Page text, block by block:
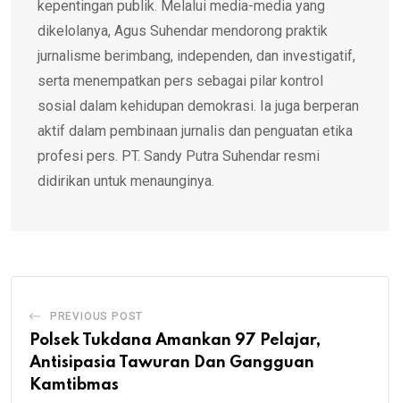
kepentingan publik. Melalui media-media yang
dikelolanya, Agus Suhendar mendorong praktik
jurnalisme berimbang, independen, dan investigatif,
serta menempatkan pers sebagai pilar kontrol
sosial dalam kehidupan demokrasi. Ia juga berperan
aktif dalam pembinaan jurnalis dan penguatan etika
profesi pers. PT. Sandy Putra Suhendar resmi
didirikan untuk menaunginya.
PREVIOUS POST
Polsek Tukdana Amankan 97 Pelajar,
Antisipasia Tawuran Dan Gangguan
Kamtibmas